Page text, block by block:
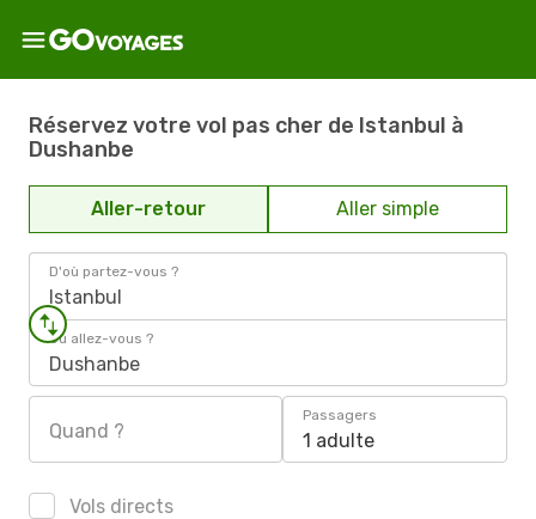
Réservez votre vol pas cher de Istanbul à
Dushanbe
Aller-retour Aller simple
D'où partez-vous ?
Istanbul
Où allez-vous ?
Dushanbe
Quand ?
Passagers
1 adulte
Vols directs